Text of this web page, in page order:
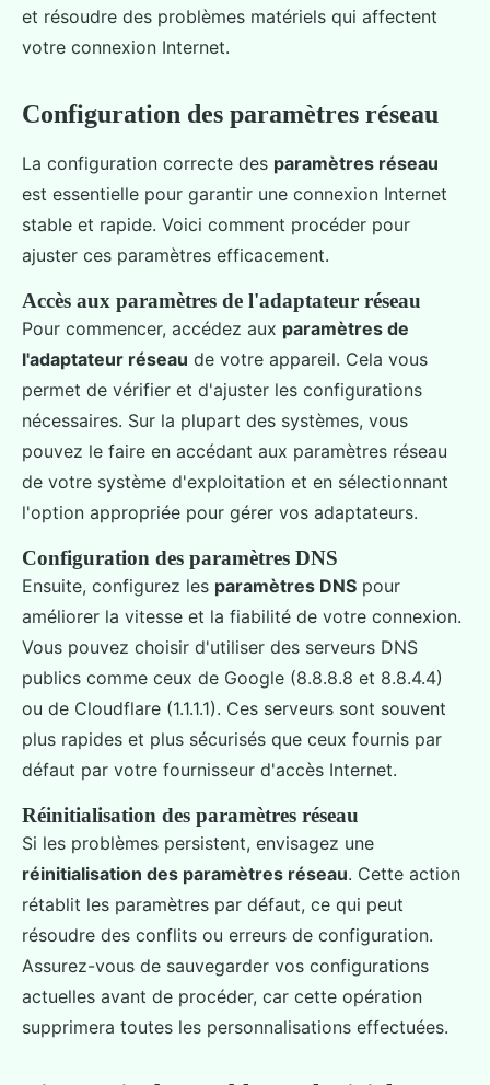
et résoudre des problèmes matériels qui affectent
votre connexion Internet.
Configuration des paramètres réseau
La configuration correcte des paramètres réseau
est essentielle pour garantir une connexion Internet
stable et rapide. Voici comment procéder pour
ajuster ces paramètres efficacement.
Accès aux paramètres de l'adaptateur réseau
Pour commencer, accédez aux paramètres de
l'adaptateur réseau de votre appareil. Cela vous
permet de vérifier et d'ajuster les configurations
nécessaires. Sur la plupart des systèmes, vous
pouvez le faire en accédant aux paramètres réseau
de votre système d'exploitation et en sélectionnant
l'option appropriée pour gérer vos adaptateurs.
Configuration des paramètres DNS
Ensuite, configurez les paramètres DNS pour
améliorer la vitesse et la fiabilité de votre connexion.
Vous pouvez choisir d'utiliser des serveurs DNS
publics comme ceux de Google (8.8.8.8 et 8.8.4.4)
ou de Cloudflare (1.1.1.1). Ces serveurs sont souvent
plus rapides et plus sécurisés que ceux fournis par
défaut par votre fournisseur d'accès Internet.
Réinitialisation des paramètres réseau
Si les problèmes persistent, envisagez une
réinitialisation des paramètres réseau. Cette action
rétablit les paramètres par défaut, ce qui peut
résoudre des conflits ou erreurs de configuration.
Assurez-vous de sauvegarder vos configurations
actuelles avant de procéder, car cette opération
supprimera toutes les personnalisations effectuées.